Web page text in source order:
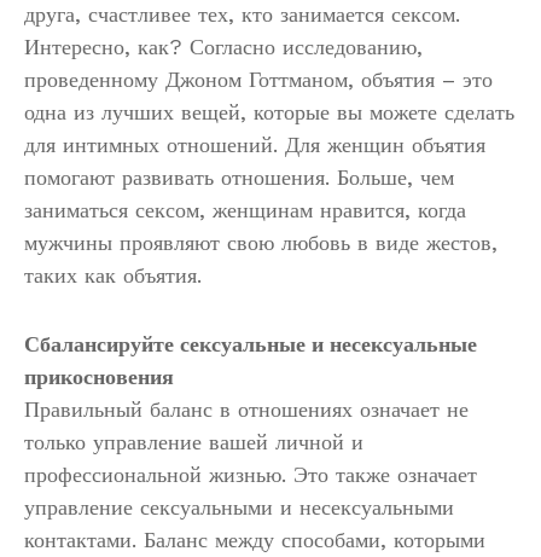
друга, счастливее тех, кто занимается сексом.
Интересно, как? Согласно исследованию,
проведенному Джоном Готтманом, объятия – это
одна из лучших вещей, которые вы можете сделать
для интимных отношений. Для женщин объятия
помогают развивать отношения. Больше, чем
заниматься сексом, женщинам нравится, когда
мужчины проявляют свою любовь в виде жестов,
таких как объятия.
Сбалансируйте сексуальные и несексуальные
прикосновения
Правильный баланс в отношениях означает не
только управление вашей личной и
профессиональной жизнью. Это также означает
управление сексуальными и несексуальными
контактами. Баланс между способами, которыми